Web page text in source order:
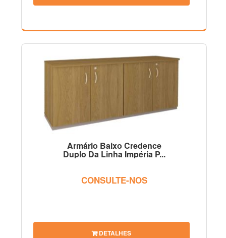
Armário Baixo Credence
Duplo Da Linha Impéria P...
CONSULTE-NOS
DETALHES